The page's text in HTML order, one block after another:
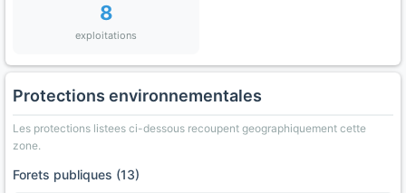
8
exploitations
Protections environnementales
Les protections listees ci-dessous recoupent geographiquement cette
zone.
Forets publiques (13)